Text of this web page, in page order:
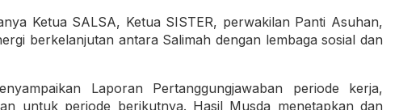
Ketua SALSA, Ketua SISTER, perwakilan Panti Asuhan,
berkelanjutan antara Salimah dengan lembaga sosial dan
Laporan Pertanggungjawaban periode kerja,
untuk periode berikutnya. Hasil Musda menetapkan dan